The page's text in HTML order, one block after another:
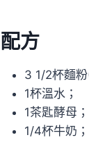
配方
3 1/2杯麵
1杯溫水；
1茶匙酵母；
1/4杯牛奶；